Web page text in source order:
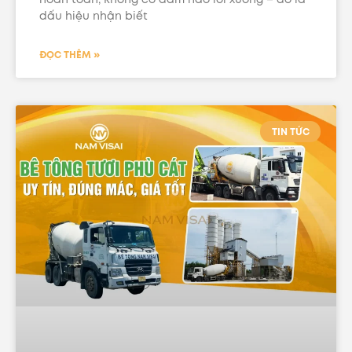
dấu hiệu nhận biết
ĐỌC THÊM »
TIN TỨC